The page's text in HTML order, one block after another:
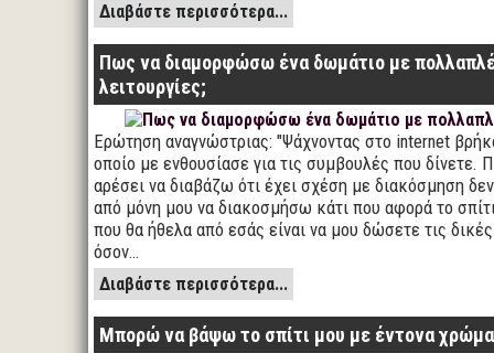
Διαβάστε περισσότερα...
Πως να διαμορφώσω ένα δωμάτιο με
λειτουργίες;
Ερώτηση αναγνώστριας: "Ψάχνοντας στο internet
οποίο με ενθουσίασε για τις συμβουλές που δίνετε.
αρέσει να διαβάζω ότι έχει σχέση με διακόσμηση
από μόνη μου να διακοσμήσω κάτι που αφορά το
που θα ήθελα από εσάς είναι να μου δώσετε τις
όσον…
Διαβάστε περισσότερα...
Μπορώ να βάψω το σπίτι μου με έντονα